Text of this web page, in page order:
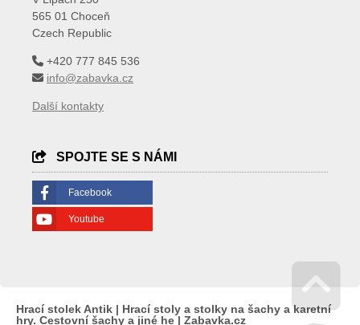
565 01 Choceň
Czech Republic
+420 777 845 536
info@zabavka.cz
Další kontakty
SPOJTE SE S NÁMI
Facebook
Youtube
Hrací stolek Antik | Hrací stoly a stolky na šachy a karetní
hry. Cestovní šachy a jiné he | Zabavka.cz